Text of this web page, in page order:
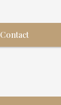
Contact